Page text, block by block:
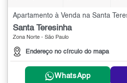
Santa Teresinha
Zona Norte - São Paulo
Endereço no círculo do mapa
WhatsApp